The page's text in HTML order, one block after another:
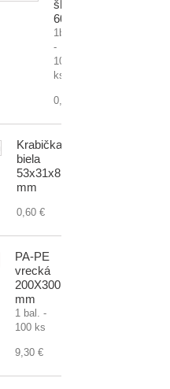
škatuľa
600x400x100mm
1bal.
-
10
ks
0,70 €
Krabička
biela
53x31x8
mm
0,60 €
PA-PE
vrecká
200X300
mm
1 bal. -
100 ks
9,30 €